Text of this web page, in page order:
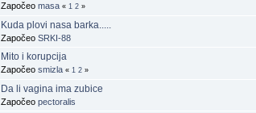
Započeomasa « 1 2 »
Kuda plovi nasa barka.....
ZapočeoSRKI-88
Mito i korupcija
Započeosmizla « 1 2 »
Da li vagina ima zubice
Započeopectoralis